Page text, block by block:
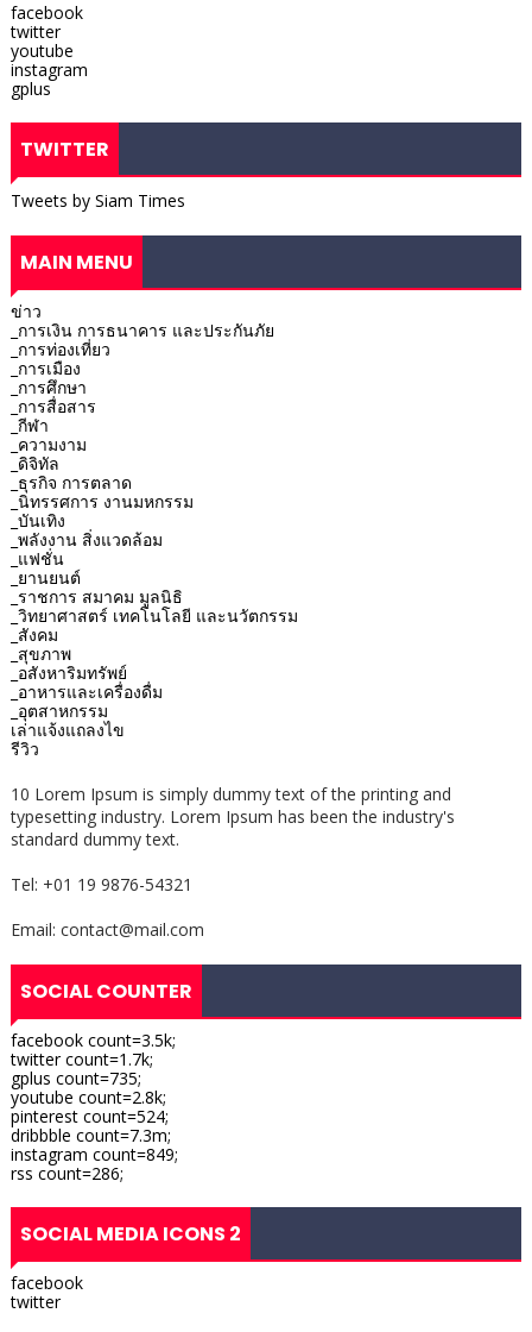
facebook
twitter
youtube
instagram
gplus
TWITTER
Tweets by Siam Times
MAIN MENU
ข่าว
_การเงิน การธนาคาร และประกันภัย
_การท่องเที่ยว
_การเมือง
_การศึกษา
_การสื่อสาร
_กีฬา
_ความงาม
_ดิจิทัล
_ธุรกิจ การตลาด
_นิทรรศการ งานมหกรรม
_บันเทิง
_พลังงาน สิ่งแวดล้อม
_แฟชั่น
_ยานยนต์
_ราชการ สมาคม มูลนิธิ
_วิทยาศาสตร์ เทคโนโลยี และนวัตกรรม
_สังคม
_สุขภาพ
_อสังหาริมทรัพย์
_อาหารและเครื่องดื่ม
_อุตสาหกรรม
เล่าแจ้งแถลงไข
รีวิว
10 Lorem Ipsum is simply dummy text of the printing and
typesetting industry. Lorem Ipsum has been the industry's
standard dummy text.
Tel: +01 19 9876-54321
Email: contact@mail.com
SOCIAL COUNTER
facebook count=3.5k;
twitter count=1.7k;
gplus count=735;
youtube count=2.8k;
pinterest count=524;
dribbble count=7.3m;
instagram count=849;
rss count=286;
SOCIAL MEDIA ICONS 2
facebook
twitter